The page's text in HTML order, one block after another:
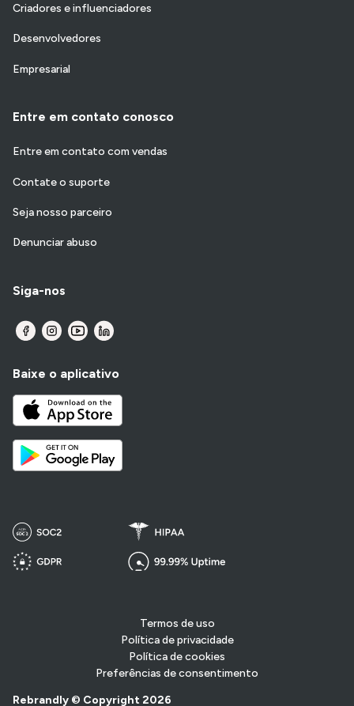
Criadores e influenciadores
Desenvolvedores
Empresarial
Entre em contato conosco
Entre em contato com vendas
Contate o suporte
Seja nosso parceiro
Denunciar abuso
Siga-nos
Baixe o aplicativo
Rebrandly © Copyright 2026
Termos de uso
Política de privacidade
Política de cookies
Preferências de consentimento